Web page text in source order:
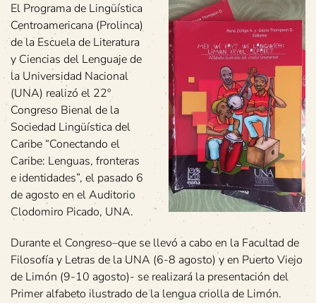
El Programa de Lingüística
Centroamericana (Prolinca)
de la Escuela de Literatura
y Ciencias del Lenguaje de
la Universidad Nacional
(UNA) realizó el 22º
Congreso Bienal de la
Sociedad Lingüística del
Caribe “Conectando el
Caribe: Lenguas, fronteras
e identidades”, el pasado 6
de agosto en el Auditorio
Clodomiro Picado, UNA.
Durante el Congreso–que se llevó a cabo en la Facultad de
Filosofía y Letras de la UNA (6-8 agosto) y en Puerto Viejo
de Limón (9-10 agosto)- se realizará la presentación del
Primer alfabeto ilustrado de la lengua criolla de Limón.